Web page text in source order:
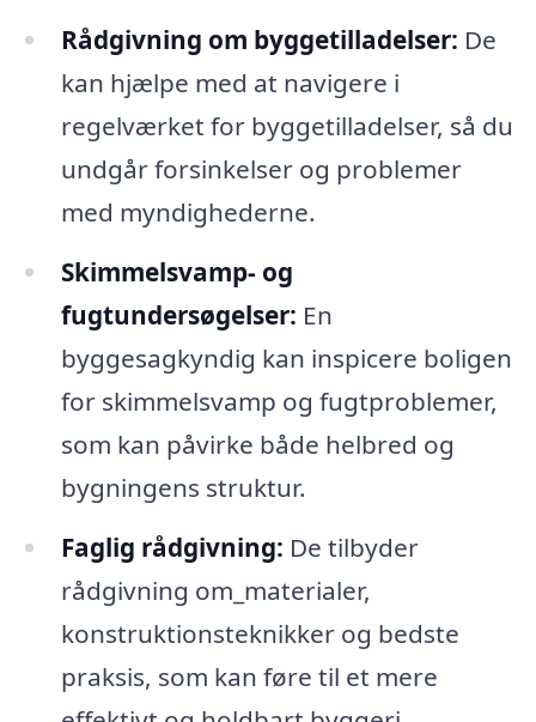
Rådgivning om byggetilladelser: De
kan hjælpe med at navigere i
regelværket for byggetilladelser, så du
undgår forsinkelser og problemer
med myndighederne.
Skimmelsvamp- og
fugtundersøgelser: En
byggesagkyndig kan inspicere boligen
for skimmelsvamp og fugtproblemer,
som kan påvirke både helbred og
bygningens struktur.
Faglig rådgivning: De tilbyder
rådgivning om_materialer,
konstruktionsteknikker og bedste
praksis, som kan føre til et mere